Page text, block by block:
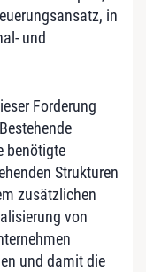
in
und
Forderung
benötigte
Strukturen
zusätzlichen
von
und damit die